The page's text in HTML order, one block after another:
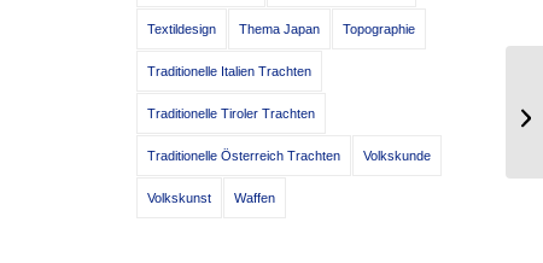
Textildesign Thema Japan Topographie
Traditionelle Italien Trachten
Traditionelle Tiroler Trachten
Traditionelle Österreich Trachten Volkskunde
Volkskunst Waffen